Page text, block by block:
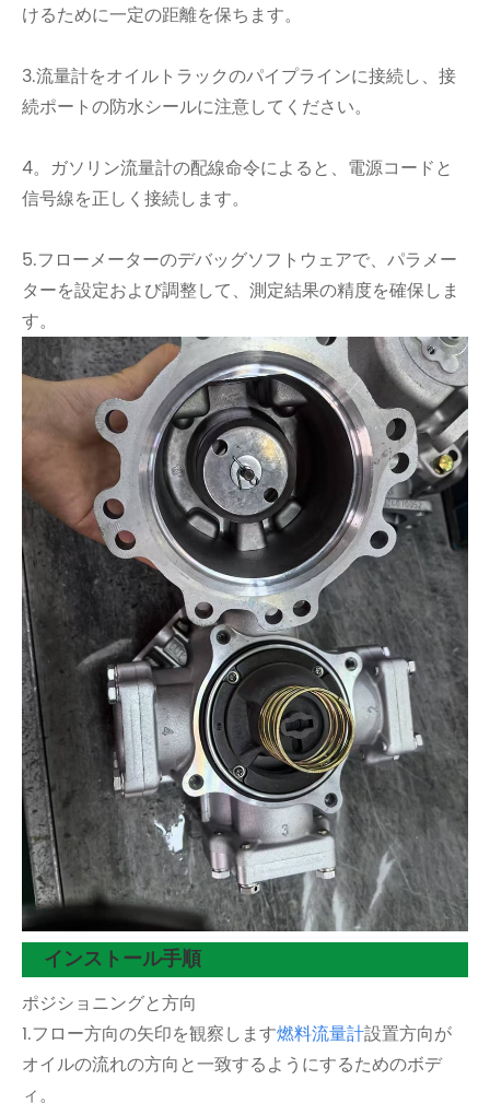
けるために一定の距離を保ちます。
3.流量計をオイルトラックのパイプラインに接続し、接
続ポートの防水シールに注意してください。
4。ガソリン流量計の配線命令によると、電源コードと
信号線を正しく接続します。
5.フローメーターのデバッグソフトウェアで、パラメー
ターを設定および調整して、測定結果の精度を確保しま
す。
インストール手順
ポジショニングと方向
1.フロー方向の矢印を観察します燃料流量計設置方向が
オイルの流れの方向と一致するようにするためのボデ
ィ。